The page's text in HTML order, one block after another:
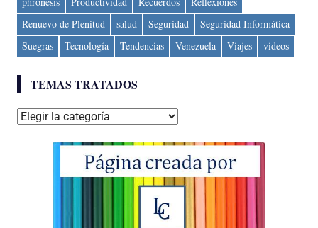
Renuevo de Plenitud
salud Seguridad
Seguridad Informática
Suegras
Tecnología Tendencias Venezuela Viajes videos
TEMAS TRATADOS
Temas